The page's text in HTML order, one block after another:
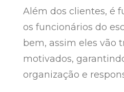
Além dos clientes, é
os funcionários do
bem, assim eles vão
motivados,
organização e